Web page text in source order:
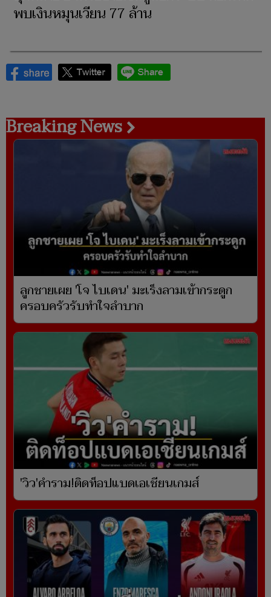
พบเงินหมุนเวียน 77 ล้าน
Breaking News
ลูกชายเผย 'โจ ไบเดน' มะเร็งลามเข้ากระดูก
ครอบครัวรับทำใจลำบาก
'วิว'คำราม!ติดท็อปแบดเอเชียนเกมส์